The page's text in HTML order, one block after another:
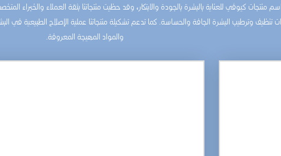
منتجات كيوڤي للعناية بالبشرة بالجودة والابتكار، وقد حظيت منتجاتنا بثقة العملاء والخبراء
تنظيف وترطيب البشرة الجافة والحساسة. كما تدعم تشكيلة منتجاتنا عملية الإصلاح الطبيعية في
والمواد المهيجة المعروفة.